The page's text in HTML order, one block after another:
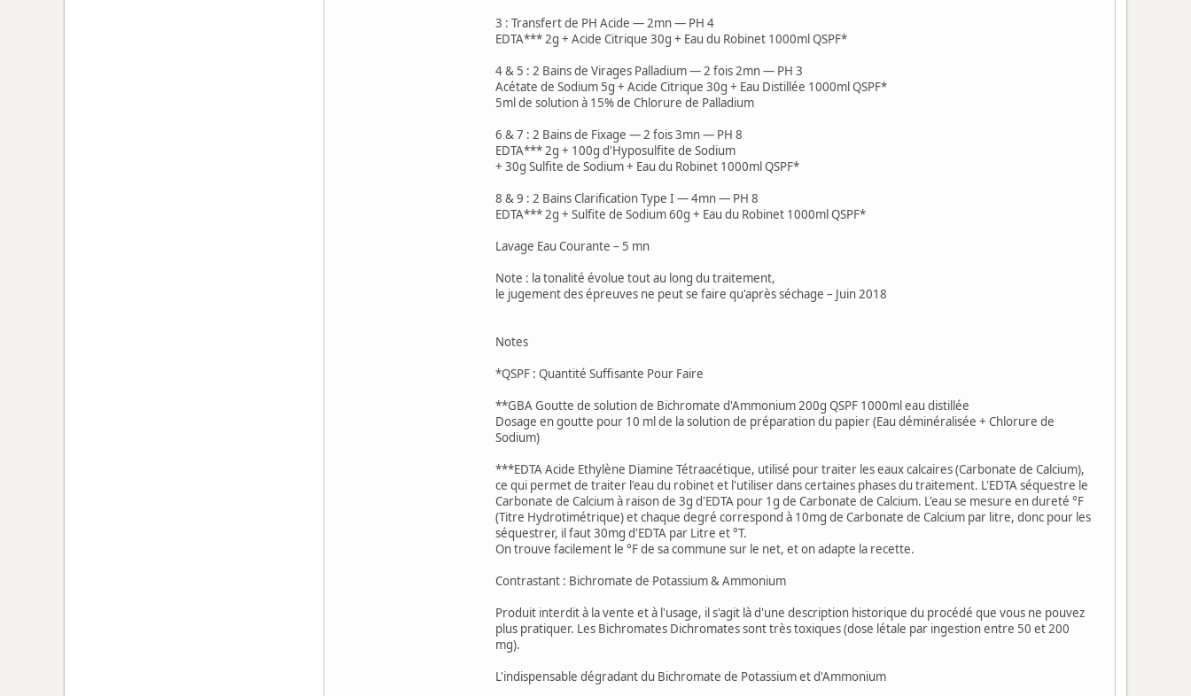
3 : Transfert de PH Acide — 2mn — PH 4
EDTA*** 2g + Acide Citrique 30g + Eau du Robinet 1000ml QSPF*
4 & 5 : 2 Bains de Virages Palladium — 2 fois 2mn — PH 3
Acétate de Sodium 5g + Acide Citrique 30g + Eau Distillée 1000ml QSPF*
5ml de solution à 15% de Chlorure de Palladium
6 & 7 : 2 Bains de Fixage — 2 fois 3mn — PH 8
EDTA*** 2g + 100g d'Hyposulfite de Sodium
+ 30g Sulfite de Sodium + Eau du Robinet 1000ml QSPF*
8 & 9 : 2 Bains Clarification Type I — 4mn — PH 8
EDTA*** 2g + Sulfite de Sodium 60g + Eau du Robinet 1000ml QSPF*
Lavage Eau Courante – 5 mn
Note : la tonalité évolue tout au long du traitement,
le jugement des épreuves ne peut se faire qu'après séchage – Juin 2018
Notes
*QSPF : Quantité Suffisante Pour Faire
**GBA Goutte de solution de Bichromate d'Ammonium 200g QSPF 1000ml eau distillée
Dosage en goutte pour 10 ml de la solution de préparation du papier (Eau déminéralisée + Chlorure de
Sodium)
***EDTA Acide Ethylène Diamine Tétraacétique, utilisé pour traiter les eaux calcaires (Carbonate de Calcium),
ce qui permet de traiter l'eau du robinet et l'utiliser dans certaines phases du traitement. L'EDTA séquestre le
Carbonate de Calcium à raison de 3g d'EDTA pour 1g de Carbonate de Calcium. L'eau se mesure en dureté °F
(Titre Hydrotimétrique) et chaque degré correspond à 10mg de Carbonate de Calcium par litre, donc pour les
séquestrer, il faut 30mg d'EDTA par Litre et °T.
On trouve facilement le °F de sa commune sur le net, et on adapte la recette.
Contrastant : Bichromate de Potassium & Ammonium
Produit interdit à la vente et à l'usage, il s'agit là d'une description historique du procédé que vous ne pouvez
plus pratiquer. Les Bichromates Dichromates sont très toxiques (dose létale par ingestion entre 50 et 200
mg).
L'indispensable dégradant du Bichromate de Potassium et d'Ammonium